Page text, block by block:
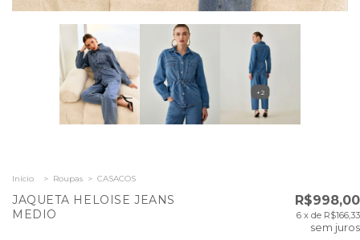
+2
Início > Roupas > CASACOS
JAQUETA HELOISE JEANS
MEDIO
R$998,00
6 x de R$166,33
sem juros